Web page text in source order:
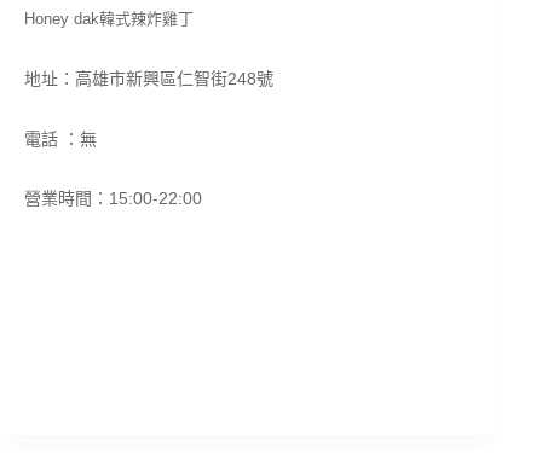
Honey dak韓式辣炸雞丁
地址：高雄市新興區仁智街248號
電話 ：無
營業時間：15:00-22:00